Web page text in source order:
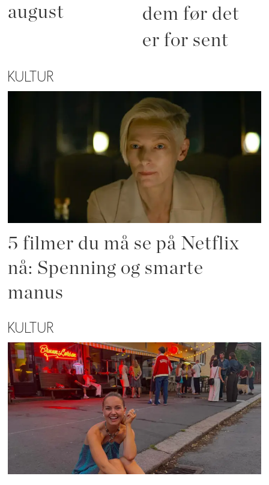
august
dem før det
er for sent
KULTUR
5 filmer du må se på Netflix
nå: Spenning og smarte
manus
KULTUR